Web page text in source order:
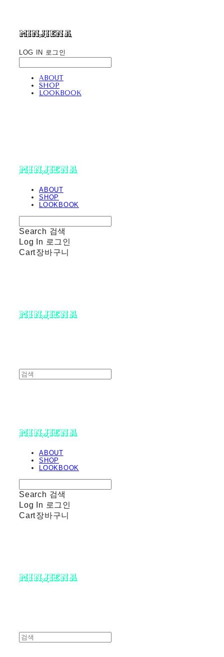
minjiena
LOG IN 로그인
ABOUT
SHOP
LOOKBOOK
minjiena
ABOUT
SHOP
LOOKBOOK
Search 검색
Log In 로그인
Cart장바구니
minjiena
minjiena
ABOUT
SHOP
LOOKBOOK
Search 검색
Log In 로그인
Cart장바구니
minjiena